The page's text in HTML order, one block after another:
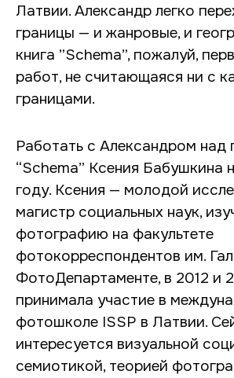
Латвии. Александр легко
границы — и жанровые, и
книга ”Schema”, пожалуй,
работ, не считающаяся ни с
границами.
Работать с Александром над
“Schema” Ксения Бабушкина
году. Ксения — молодой
магистр социальных наук,
фотографию на факультете
фотокорреспондентов им.
ФотоДепартаменте, в 2012 и
принимала участие в
фотошколе ISSP в Латвии.
интересуется визуальной
семиотикой, теорией